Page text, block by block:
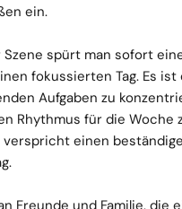
ein.
spürt man sofort
fokussierten Tag. Es ist
Aufgaben zu
Rhythmus für die Woche
einen
Freunde und Familie, die